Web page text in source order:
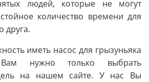
людей, которые не могут
количество времени для
друга.
иметь насос для грызуньяка
нужно только выбрать
на нашем сайте. У нас Вы